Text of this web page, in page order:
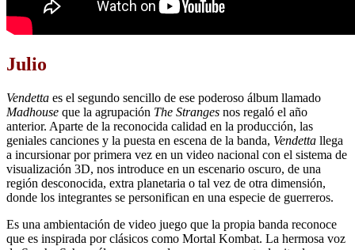
Julio
Vendetta es el segundo sencillo de ese poderoso álbum llamado
Madhouse que la agrupación The Stranges nos regaló el año
anterior. Aparte de la reconocida calidad en la producción, las
geniales canciones y la puesta en escena de la banda, Vendetta llega
a incursionar por primera vez en un video nacional con el sistema de
visualización 3D, nos introduce en un escenario oscuro, de una
región desconocida, extra planetaria o tal vez de otra dimensión,
donde los integrantes se personifican en una especie de guerreros.
Es una ambientación de video juego que la propia banda reconoce
que es inspirada por clásicos como Mortal Kombat. La hermosa voz